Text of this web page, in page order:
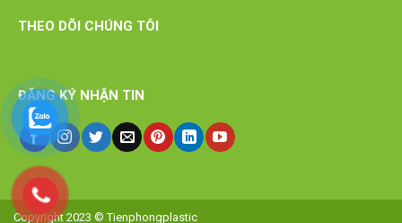
THEO DÕI CHÚNG TÔI
ĐĂNG KÝ NHẬN TIN
Copyright 2023 © Tienphongplastic